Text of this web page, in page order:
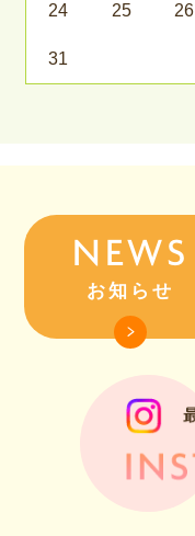
24 25 26
31
NEWS
お知らせ